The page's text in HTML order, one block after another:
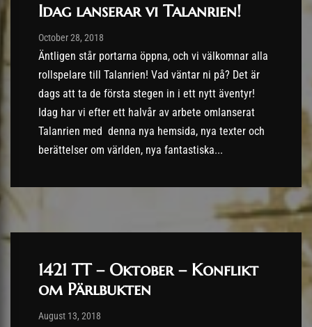
Idag lanserar vi Talanrien!
Post has published by
October 28, 2018
Äntligen står portarna öppna, och vi välkomnar alla
rollspelare till Talanrien! Vad väntar ni på? Det är
dags att ta de första stegen in i ett nytt äventyr!
Idag har vi efter ett halvår av arbete omlanserat
Talanrien med denna nya hemsida, nya texter och
berättelser om världen, nya fantastiska...
1421 TT – Oktober – Konflikt
om Pärlbukten
Post has published by
August 13, 2018